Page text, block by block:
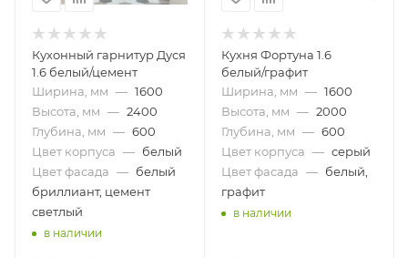
Кухонный гарнитур Дуся
1.6 белый/цемент
Ширина, мм — 1600
Высота, мм — 2400
Глубина, мм — 600
Цвет корпуса — белый
Цвет фасада — белый
бриллиант, цемент
светлый
в наличии
Кухня Фортуна 1.6
белый/графит
Ширина, мм — 1600
Высота, мм — 2000
Глубина, мм — 600
Цвет корпуса — серый
Цвет фасада — белый,
графит
в наличии